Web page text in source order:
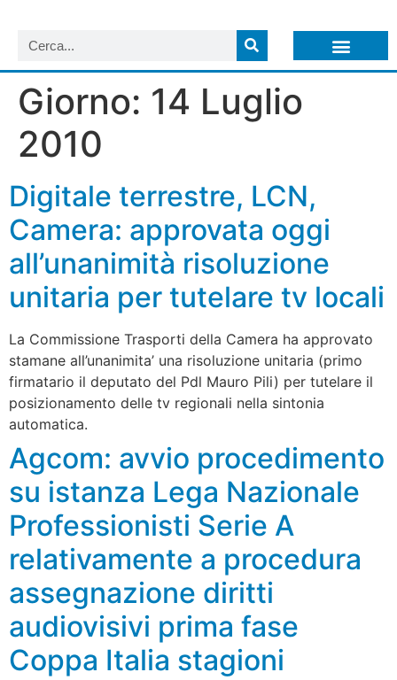
Giorno: 14 Luglio
2010
Digitale terrestre, LCN,
Camera: approvata oggi
all’unanimità risoluzione
unitaria per tutelare tv locali
La Commissione Trasporti della Camera ha approvato
stamane all’unanimita’ una risoluzione unitaria (primo
firmatario il deputato del Pdl Mauro Pili) per tutelare il
posizionamento delle tv regionali nella sintonia
automatica.
Agcom: avvio procedimento
su istanza Lega Nazionale
Professionisti Serie A
relativamente a procedura
assegnazione diritti
audiovisivi prima fase
Coppa Italia stagioni